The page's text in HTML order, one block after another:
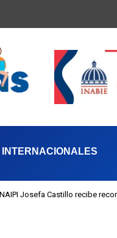
INTERNACIONALES
Josefa Castillo recibe